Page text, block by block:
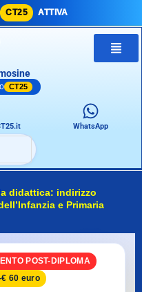
CT25 ATTIVA
CT25
WhatsApp
didattica: indirizzo
e Primaria
POST-DIPLOMA
€ 60 euro